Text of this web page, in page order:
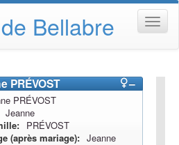
Bellabre
PRÉVOST –
PRÉVOST
Jeanne
PRÉVOST
(après mariage)
Jeanne